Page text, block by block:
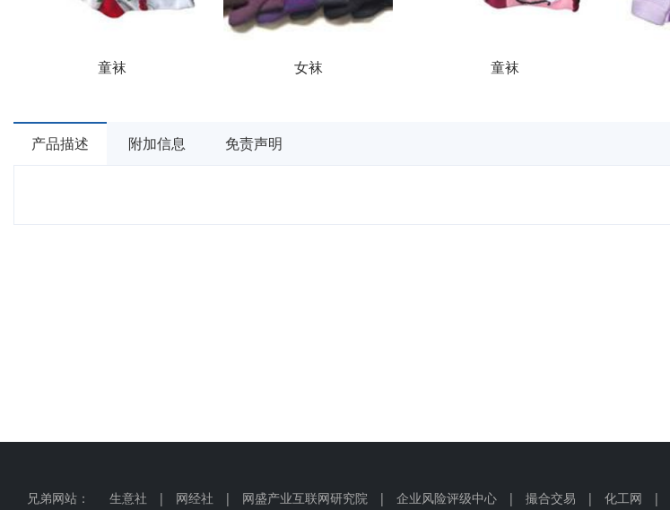
童袜 女袜 童袜
产品描述 附加信息 免责声明
兄弟网站： 生意社 | 网经社 | 网盛产业互联网研究院 | 企业风险评级中心 | 撮合交易 | 化工网 |